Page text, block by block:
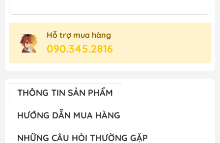
Hỗ trợ mua hàng
090.345.2816
THÔNG TIN SẢN PHẨM
HƯỚNG DẪN MUA HÀNG
NHỮNG CÂU HỎI THƯỜNG GẶP